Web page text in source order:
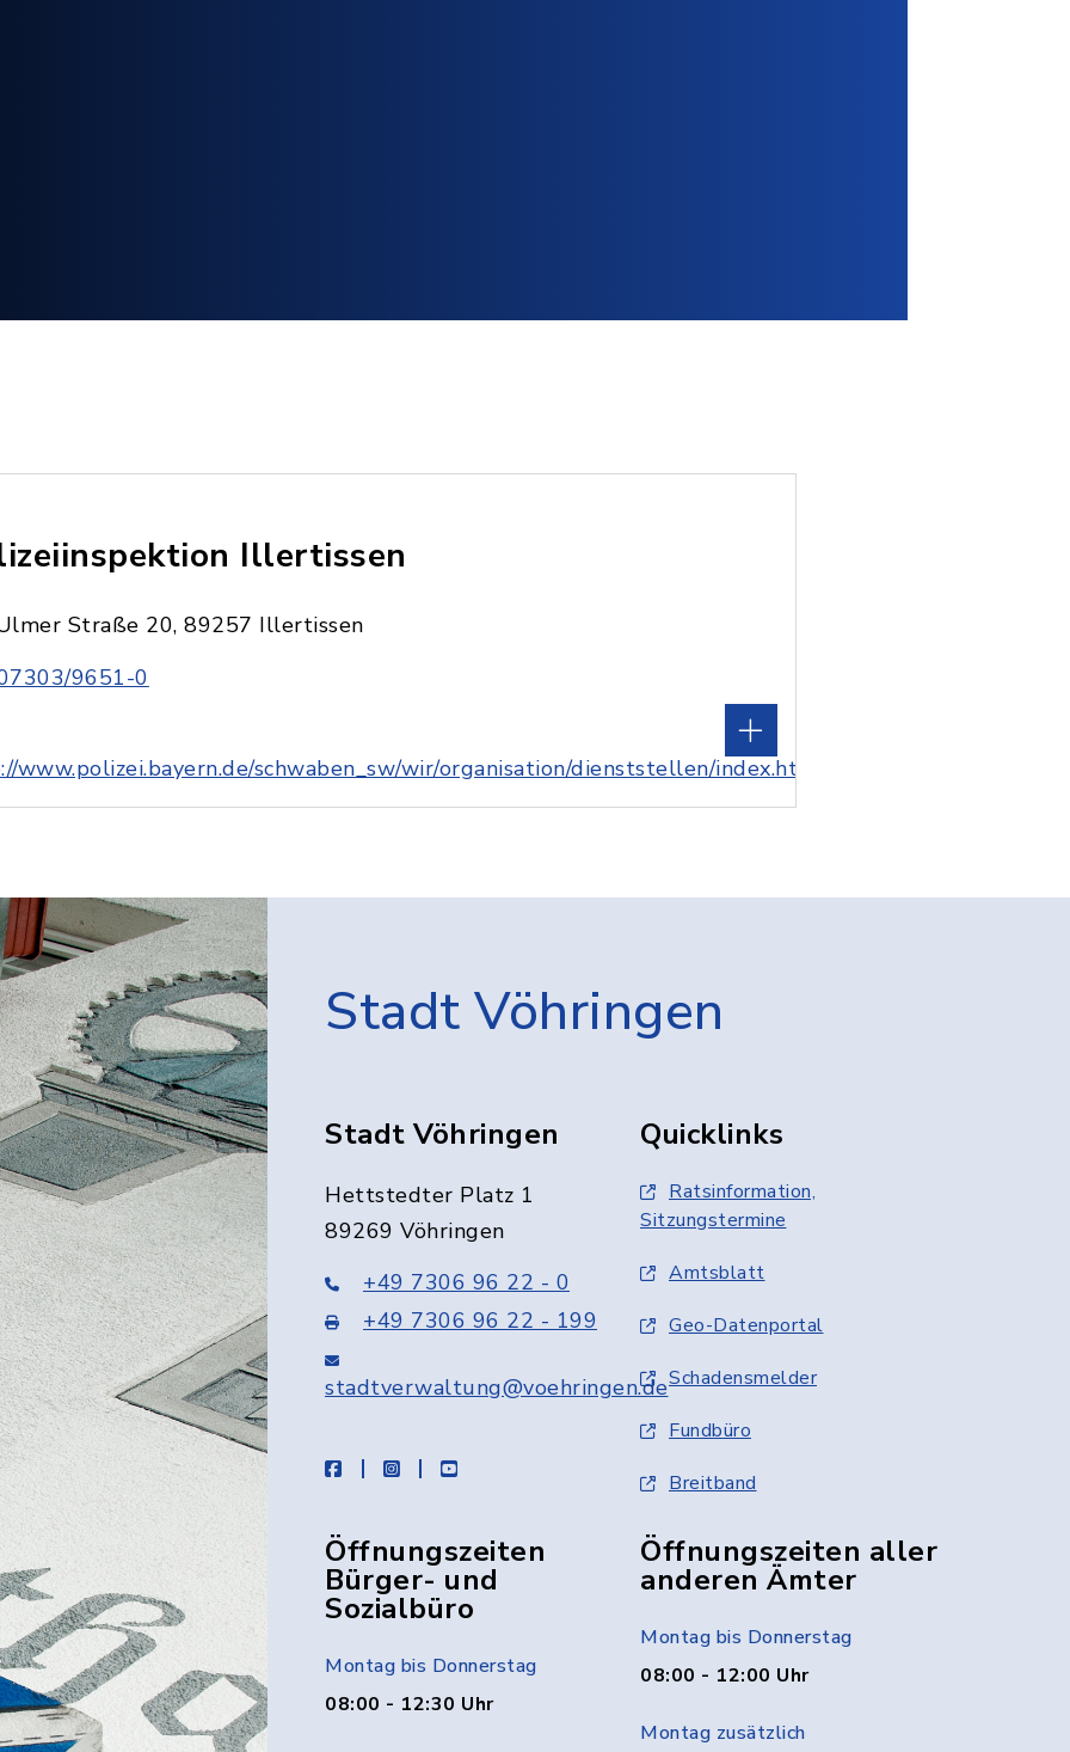
Illertissen
Straße 20, 89257 Illertissen
9651-0
www.polizei.bayern.de/schwaben_sw/wir/organisation/dienststellen/index.html/70361
Stadt Vöhringen
Stadt Vöhringen
Hettstedter Platz 1
89269 Vöhringen
+49 7306 96 22 - 0
+49 7306 96 22 - 199
stadtverwaltung@voehringen.de
facebookinstagramyoutube
Quicklinks
Ratsinformation,
Sitzungstermine
Amtsblatt
Geo-Datenportal
Schadensmelder
Fundbüro
Breitband
Öffnungszeiten
Bürger- und
Sozialbüro
Montag bis Donnerstag
08:00 - 12:30 Uhr
Öffnungszeiten aller
anderen Ämter
Montag bis Donnerstag
08:00 - 12:00 Uhr
Montag zusätzlich